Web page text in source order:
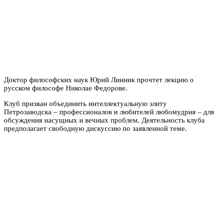
Доктор философских наук Юрий Линник прочтет лекцию о
русском философе Николае Федорове.
Клуб призван объединить интеллектуальную элиту
Петрозаводска – профессионалов и любителей любомудрия – для
обсуждения насущных и вечных проблем. Деятельность клуба
предполагает свободную дискуссию по заявленной теме.